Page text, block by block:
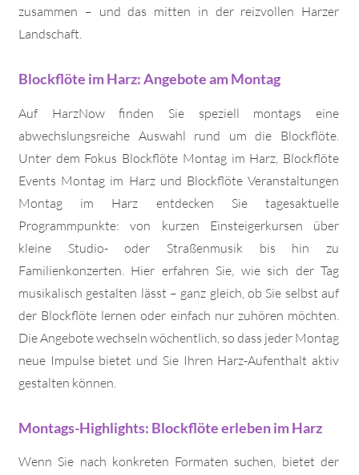
zusammen – und das mitten in der reizvollen Harzer
Landschaft.
Blockflöte im Harz: Angebote am Montag
Auf HarzNow finden Sie speziell montags eine
abwechslungsreiche Auswahl rund um die Blockflöte.
Unter dem Fokus Blockflöte Montag im Harz, Blockflöte
Events Montag im Harz und Blockflöte Veranstaltungen
Montag im Harz entdecken Sie tagesaktuelle
Programmpunkte: von kurzen Einsteigerkursen über
kleine Studio- oder Straßenmusik bis hin zu
Familienkonzerten. Hier erfahren Sie, wie sich der Tag
musikalisch gestalten lässt – ganz gleich, ob Sie selbst auf
der Blockflöte lernen oder einfach nur zuhören möchten.
Die Angebote wechseln wöchentlich, so dass jeder Montag
neue Impulse bietet und Sie Ihren Harz-Aufenthalt aktiv
gestalten können.
Montags-Highlights: Blockflöte erleben im Harz
Wenn Sie nach konkreten Formaten suchen, bietet der